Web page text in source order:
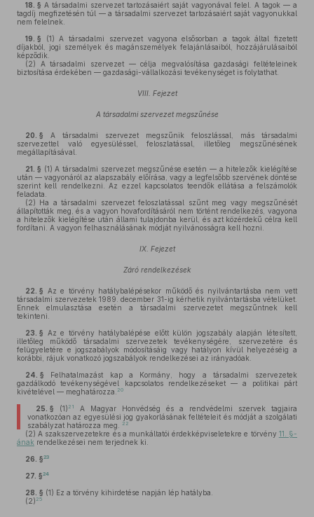
18. § A társadalmi szervezet tartozásaiért saját vagyonával felel. A tagok — a
tagdíj megfizetésén túl — a társadalmi szervezet tartozásaiért saját vagyonukkal
nem felelnek.
19. § (1) A társadalmi szervezet vagyona elsősorban a tagok által fizetett
díjakból, jogi személyek és magánszemélyek felajánlásaiból, hozzájárulásaiból
képződik.
(2) A társadalmi szervezet — célja megvalósítása gazdasági feltételeinek
biztosítása érdekében — gazdasági-vállalkozási tevékenységet is folytathat.
VIII. Fejezet
A társadalmi szervezet megszűnése
20. § A társadalmi szervezet megszűnik feloszlással, más társadalmi
szervezettel való egyesüléssel, feloszlatással, illetőleg megszűnésének
megállapításával.
21. § (1) A társadalmi szervezet megszűnése esetén — a hitelezők kielégítése
után — vagyonáról az alapszabály előírása, vagy a legfelsőbb szervének döntése
szerint kell rendelkezni. Az ezzel kapcsolatos teendők ellátása a felszámolók
feladata.
(2) Ha a társadalmi szervezet feloszlatással szűnt meg vagy megszűnését
állapították meg, és a vagyon hovafordításáról nem történt rendelkezés, vagyona
a hitelezők kielégítése után állami tulajdonba kerül, és azt közérdekű célra kell
fordítani. A vagyon felhasználásának módját nyilvánosságra kell hozni.
IX. Fejezet
Záró rendelkezések
22. § Az e törvény hatálybalépésekor működő és nyilvántartásba nem vett
társadalmi szervezetek 1989. december 31-ig kérhetik nyilvántartásba vételüket.
Ennek elmulasztása esetén a társadalmi szervezetet megszűntnek kell
tekinteni.
23. § Az e törvény hatálybalépése előtt külön jogszabály alapján létesített,
illetőleg működő társadalmi szervezetek tevékenységére, szervezetére és
felügyeletére e jogszabályok módosításáig vagy hatályon kívül helyezéséig a
korábbi, rájuk vonatkozó jogszabályok rendelkezései az irányadóak.
24. §
Felhatalmazást kap a Kormány, hogy a társadalmi szervezetek
gazdálkodó tevékenységével kapcsolatos rendelkezéseket — a politikai párt
kivételével — meghatározza. 20
25. § (1) 21
A Magyar Honvédség és a rendvédelmi szervek tagjaira
vonatkozóan az egyesülési jog gyakorlásának feltételeit és módját a szolgálati
szabályzat határozza meg.
22
(2) A szakszervezetekre és a munkáltatói érdekképviseletekre e törvény 11. §-
ának rendelkezései nem terjednek ki.
26. §23
27. §24
28. § (1) Ez a törvény kihirdetése napján lép hatályba.
(2) 25